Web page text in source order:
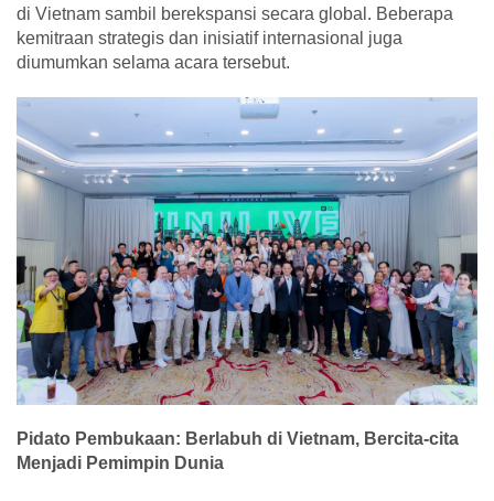
di Vietnam sambil berekspansi secara global. Beberapa
kemitraan strategis dan inisiatif internasional juga
diumumkan selama acara tersebut.
Pidato Pembukaan: Berlabuh di Vietnam, Bercita-cita
Menjadi Pemimpin Dunia